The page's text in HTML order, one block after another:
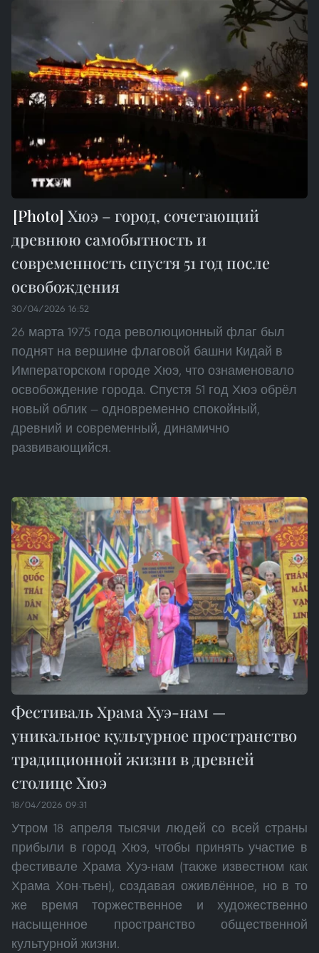
Хюэ – город, сочетающий
древнюю самобытность и
современность спустя 51 год после
освобождения
30/04/2026 16:52
26 марта 1975 года революционный флаг был
поднят на вершине флаговой башни Кидай в
Императорском городе Хюэ, что ознаменовало
освобождение города. Спустя 51 год Хюэ обрёл
новый облик — одновременно спокойный,
древний и современный, динамично
развивающийся.
Фестиваль Храма Хуэ-нам —
уникальное культурное пространство
традиционной жизни в древней
столице Хюэ
18/04/2026 09:31
Утром 18 апреля тысячи людей со всей страны
прибыли в город Хюэ, чтобы принять участие в
фестивале Храма Хуэ-нам (также известном как
Храма Хон-тьен), создавая оживлённое, но в то
же время торжественное и художественно
насыщенное пространство общественной
культурной жизни.